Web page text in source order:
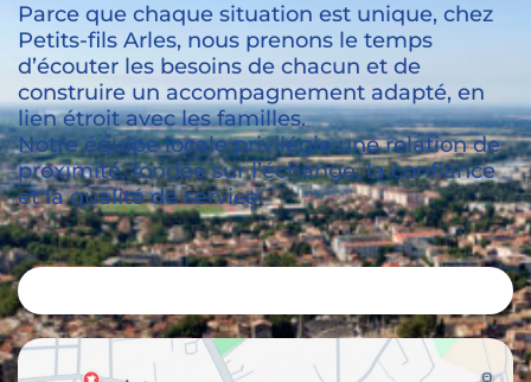
Parce que chaque situation est unique, chez
Petits-fils Arles, nous prenons le temps
d’écouter les besoins de chacun et de
construire un accompagnement adapté, en
lien étroit avec les familles.
Notre équipe locale privilégie une relation de
proximité, fondée sur l’échange, la confiance
et la qualité de service.